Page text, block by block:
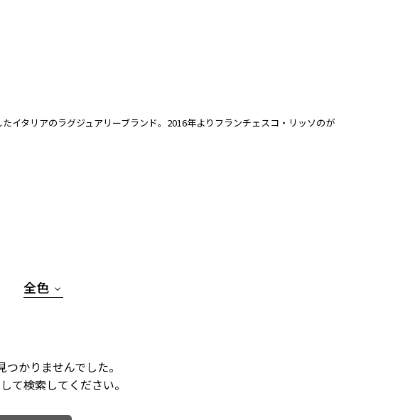
イタリアのラグジュアリーブランド。2016年よりフランチェスコ・リッソのが
全色
かりませんでした。
て検索してください。